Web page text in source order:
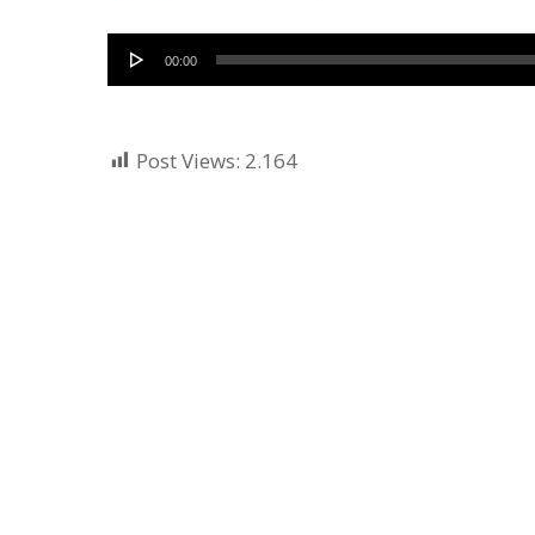
Audio
Player
00:00
Post Views: 2.164